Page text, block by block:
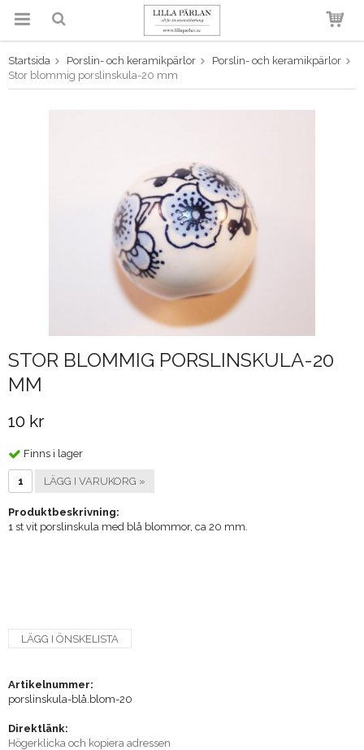
Produkten har blivit tillagd i
varukorgen
Startsida Porslin- och keramikpärlor
Porslin- och keramikpärlor
Stor blommig porslinskula-20 mm
STOR BLOMMIG PORSLINSKULA-20
MM
10 kr
Finns i lager
LÄGG I VARUKORG »
Produktbeskrivning:
1 st vit porslinskula med blå blommor, ca 20 mm.
LÄGG I ÖNSKELISTA
Artikelnummer:
porslinskula-blå.blom-20
Direktlänk:
Högerklicka och kopiera adressen